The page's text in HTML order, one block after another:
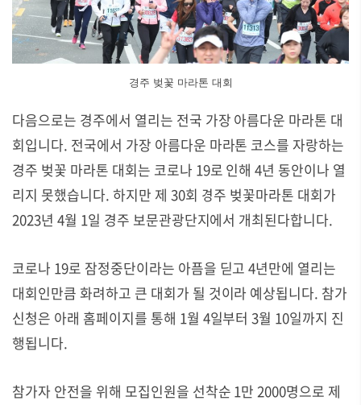
경주 벚꽃 마라톤 대회
다음으로는 경주에서 열리는 전국 가장 아름다운 마라톤 대
회입니다. 전국에서 가장 아름다운 마라톤 코스를 자랑하는
경주 벚꽃 마라톤 대회는 코로나 19로 인해 4년 동안이나 열
리지 못했습니다. 하지만 제 30회 경주 벚꽃마라톤 대회가
2023년 4월 1일 경주 보문관광단지에서 개최된다합니다.
코로나 19로 잠정중단이라는 아픔을 딛고 4년만에 열리는
대회인만큼 화려하고 큰 대회가 될 것이라 예상됩니다. 참가
신청은 아래 홈페이지를 통해 1월 4일부터 3월 10일까지 진
행됩니다.
참가자 안전을 위해 모집인원을 선착순 1만 2000명으로 제